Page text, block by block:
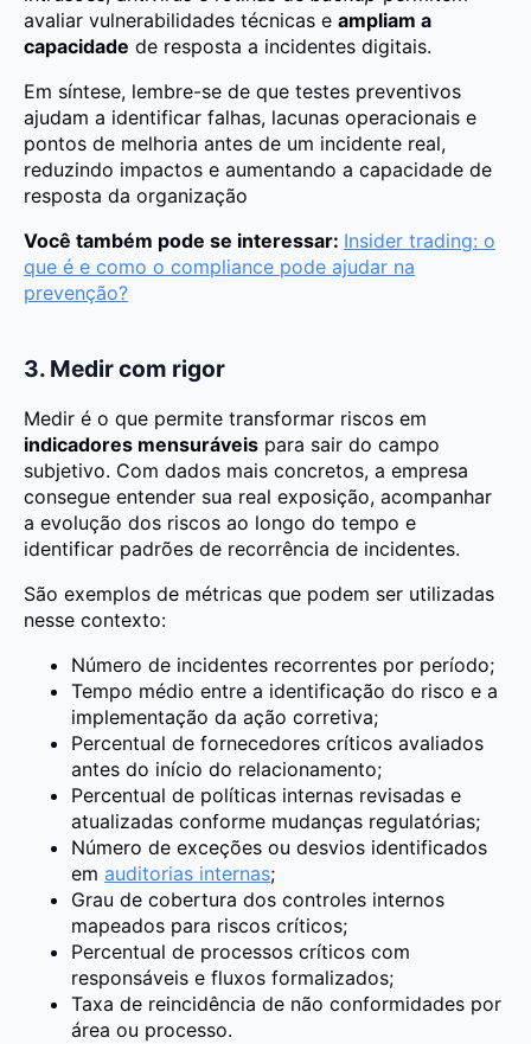
avaliar vulnerabilidades técnicas e ampliam a
capacidade de resposta a incidentes digitais.
Em síntese, lembre-se de que testes preventivos
ajudam a identificar falhas, lacunas operacionais e
pontos de melhoria antes de um incidente real,
reduzindo impactos e aumentando a capacidade de
resposta da organização
Você também pode se interessar: Insider trading: o
que é e como o compliance pode ajudar na
prevenção?
3. Medir com rigor
Medir é o que permite transformar riscos em
indicadores mensuráveis para sair do campo
subjetivo. Com dados mais concretos, a empresa
consegue entender sua real exposição, acompanhar
a evolução dos riscos ao longo do tempo e
identificar padrões de recorrência de incidentes.
São exemplos de métricas que podem ser utilizadas
nesse contexto:
Número de incidentes recorrentes por período;
Tempo médio entre a identificação do risco e a
implementação da ação corretiva;
Percentual de fornecedores críticos avaliados
antes do início do relacionamento;
Percentual de políticas internas revisadas e
atualizadas conforme mudanças regulatórias;
Número de exceções ou desvios identificados
em auditorias internas;
Grau de cobertura dos controles internos
mapeados para riscos críticos;
Percentual de processos críticos com
responsáveis e fluxos formalizados;
Taxa de reincidência de não conformidades por
área ou processo.